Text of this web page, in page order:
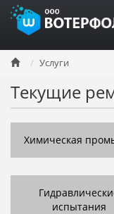
Перейти
основному
содержанию
Услуги
Текущие
Химическая
испытания